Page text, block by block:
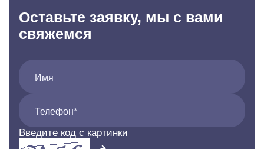
Оставьте заявку, мы с вами
свяжемся
Имя
Телефон*
Введите код с картинки